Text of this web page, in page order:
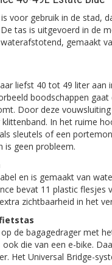
voor gebruik in de stad,
tas is uitgevoerd in de
gemaakt
liefst 40 tot 49 liter aan
boodschappen
Door deze
In het ruime
sleutels of een
is geen probleem.
en is gemaakt van
bevat 11 plastic
zichtbaarheid in het
de bagagedrager met
die van een e-bike.
Het Universal Bridge-